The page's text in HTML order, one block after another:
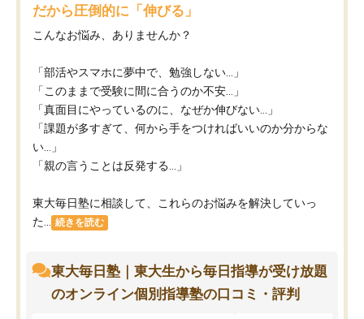
だから圧倒的に「伸びる」
こんなお悩み、ありませんか？
「部活やスマホに夢中で、勉強しない…」
「このままで受験に間に合うのか不安…」
「真面目にやっているのに、なぜか伸びない…」
「課題が多すぎて、何から手をつければいいのか分からな
い…」
「親の言うことは反発する…」
東大毎日塾に相談して、これらのお悩みを解決していっ
た...
続きを読む
東大毎日塾｜東大生から毎日指導が受け放題
のオンライン個別指導塾の口コミ・評判